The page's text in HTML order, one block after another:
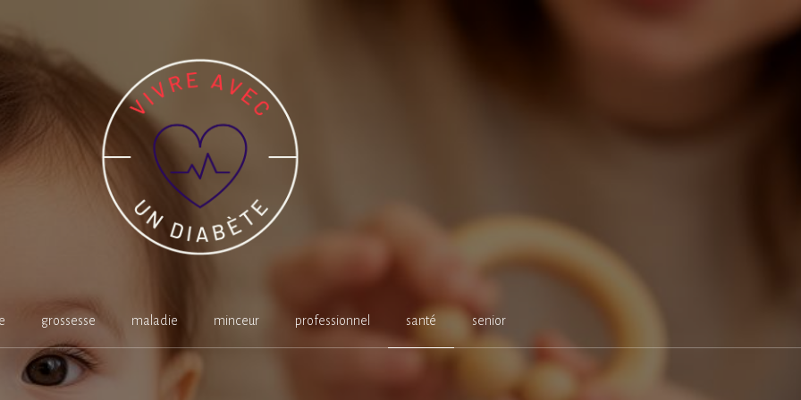
grossesse maladie minceur professionnel santé senior